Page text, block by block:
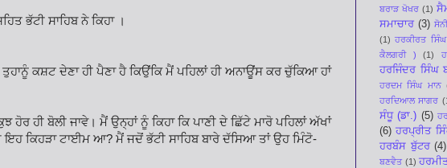
ਭੱਟੀ ਸਾਹਿਬ ਨੇ ਕਿਹਾ ।
ਕਸ਼ਟ ਦੇਣਾ ਹੀ ਪੈਣਾ ਹੈ ਕਿਉਂਕਿ ਮੈਂ ਪਹਿਲਾਂ ਹੀ ਅਨਾਊਂਸ ਕਰ ਚੁੱਕਿਆ ਹਾਂ
ਹੀ ਬੋਲੀ ਜਾਵੇ। ਮੈਂ ਉਨ੍ਹਾਂ ਨੂੰ ਕਿਹਾ ਕਿ ਪਾਣੀ ਦੇ ਛਿੱਟੇ ਮਾਰੋ ਪਹਿਲਾਂ ਅੱਖਾਂ
ਇਹ ਕਿਹੜਾ ਟਾਈਮ ਆ? ਮੈਂ ਜਦੋਂ ਭੱਟੀ ਸਾਹਿਬ ਬਾਰੇ ਦੱਸਿਆ ਤਾਂ ਉਹ ਮਿੰਟੋ-
ਬਰਾੜ ਖੋਖਰ (1)
ਸਮਾਚਾਰ (3)
(1) ਹਰਕੀਰਤ
ਕੈਲਗਰੀ )
(1)
ਹਰਜਿੰਦਰ ਸਿੰਘ
ਹਰਦਮ ਸਿੰਘ ਮਾਨ
ਹਰਦਿਆਲ ਸਾਗਰ
ਸੰਧੂ (ਡਾ.) (5)
(6) ਹਰਪ੍ਰੀਤ
ਹਰਬੰਸ ਬੁੱਟਰ (4)
ਬਣਵੈਤ (1)